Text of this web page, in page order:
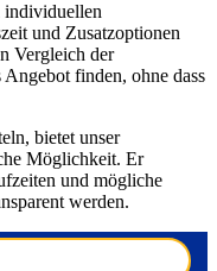
individuellen
und Zusatzoptionen
Vergleich der
finden, ohne dass
bietet unser
Möglichkeit. Er
und mögliche
werden.